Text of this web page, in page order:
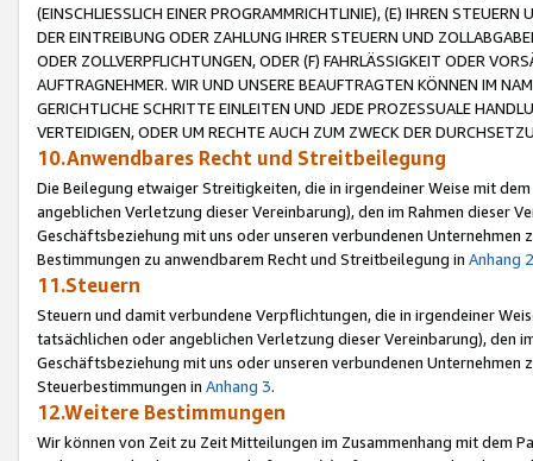
(EINSCHLIESSLICH EINER PROGRAMMRICHTLINIE), (E) IHREN
DER EINTREIBUNG ODER ZAHLUNG IHRER STEUERN UND
ODER ZOLLVERPFLICHTUNGEN, ODER (F) FAHRLÄSSIGKEIT ODER
AUFTRAGNEHMER. WIR UND UNSERE BEAUFTRAGTEN KÖNNEN IM
GERICHTLICHE SCHRITTE EINLEITEN UND JEDE PROZESSUALE
VERTEIDIGEN, ODER UM RECHTE AUCH ZUM ZWECK DER
10.Anwendbares Recht und Streitbeilegung
Die Beilegung etwaiger Streitigkeiten, die in irgendeiner Weise mit
angeblichen Verletzung dieser Vereinbarung), den im Rahmen dieser
Geschäftsbeziehung mit uns oder unseren verbundenen
Bestimmungen zu anwendbarem Recht und Streitbeilegung in Anhang 2
11.Steuern
Steuern und damit verbundene Verpflichtungen, die in irgendeiner
tatsächlichen oder angeblichen Verletzung dieser Vereinbarung), den
Geschäftsbeziehung mit uns oder unseren verbundenen
Steuerbestimmungen in Anhang 3.
12.Weitere Bestimmungen
Wir können von Zeit zu Zeit Mitteilungen im Zusammenhang mit dem